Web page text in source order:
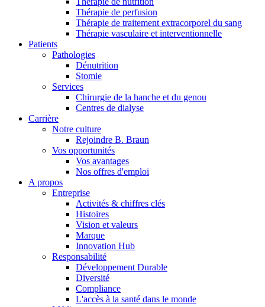
Stimulons ensemble l’innovation dans la technologie
médicale. Apprenez-en plus sur notre centre d’innovation et
présentez votre idée.
En dialogue avec B. Braun. Contactez-nous.
Thérapie de perfusion
Thérapie de traitement extracorporel du sang
Thérapie vasculaire et interventionnelle
Patients
Pathologies
Dénutrition
Stomie
Services
Chirurgie de la hanche et du genou
Centres de dialyse
Carrière
Notre culture
Rejoindre B. Braun
Vos opportunités
Vos avantages
Nos offres d'emploi
A propos
Entreprise
Activités & chiffres clés
Histoires
Vision et valeurs
Marque
Innovation Hub
Responsabilité
Développement Durable
Diversité
Compliance
L'accès à la santé dans le monde